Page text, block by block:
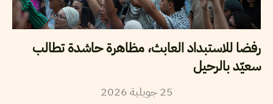
رفضا للاستبداد العابث، مظاهرة حاشدة تطالب
سعيّد بالرحيل
25 جويلية2026